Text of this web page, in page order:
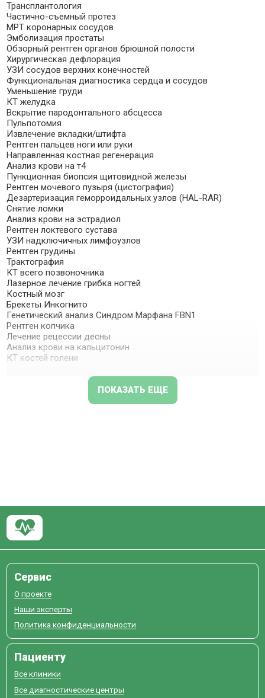
Трансплантология
Частично-съемный протез
МРТ коронарных сосудов
Эмболизация простаты
Обзорный рентген органов брюшной полости
Хирургическая дефлорация
УЗИ сосудов верхних конечностей
Функциональная диагностика сердца и сосудов
Уменьшение груди
КТ желудка
Вскрытие пародонтального абсцесса
Пульпотомия
Извлечение вкладки/штифта
Рентген пальцев ноги или руки
Направленная костная регенерация
Анализ крови на т4
Пункционная биопсия щитовидной железы
Рентген мочевого пузыря (цистография)
Дезартеризация геморроидальных узлов (HAL-RAR)
Снятие ломки
Анализ крови на эстрадиол
Рентген локтевого сустава
УЗИ надключичных лимфоузлов
Рентген грудины
Трактография
КТ всего позвоночника
Лазерное лечение грибка ногтей
Костный мозг
Брекеты Инкогнито
Генетический анализ Синдром Марфана FBN1
Рентген копчика
Лечение рецессии десны
Анализ крови на кальцитонин
КТ костей голени
ПОКАЗАТЬ ЕЩЕ
Сервис
О проекте
Наши эксперты
Политика конфиденциальности
Пациенту
Все клиники
Все диагностические центры